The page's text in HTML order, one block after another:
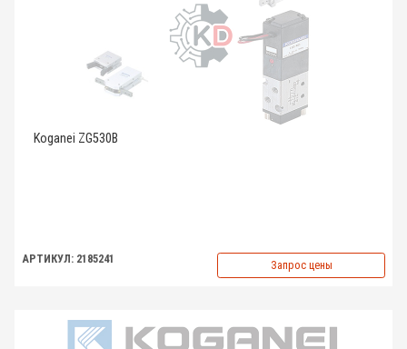
Koganei ZG530B
АРТИКУЛ: 2185241 Запрос цены